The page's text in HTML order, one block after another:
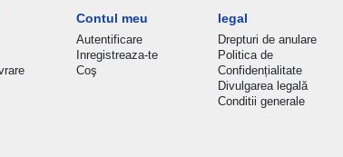
Contul meu
Autentificare
Inregistreaza-te
Coş
legal
Drepturi de anulare
Politica de
Confidențialitate
Divulgarea legală
Conditii generale